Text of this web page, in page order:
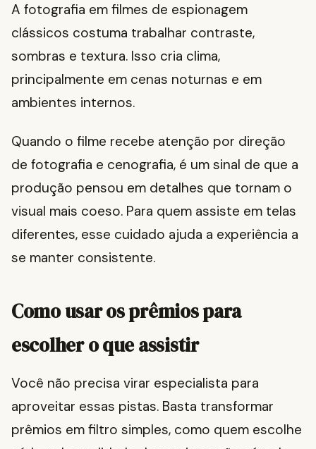
A fotografia em filmes de espionagem
clássicos costuma trabalhar contraste,
sombras e textura. Isso cria clima,
principalmente em cenas noturnas e em
ambientes internos.
Quando o filme recebe atenção por direção
de fotografia e cenografia, é um sinal de que a
produção pensou em detalhes que tornam o
visual mais coeso. Para quem assiste em telas
diferentes, esse cuidado ajuda a experiência a
se manter consistente.
Como usar os prêmios para
escolher o que assistir
Você não precisa virar especialista para
aproveitar essas pistas. Basta transformar
prêmios em filtro simples, como quem escolhe